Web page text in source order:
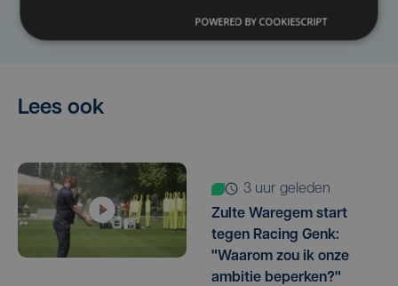
Lees ook
3 uur geleden
Zulte Waregem start
tegen Racing Genk:
"Waarom zou ik onze
ambitie beperken?"
POWERED BY COOKIESCRIPT